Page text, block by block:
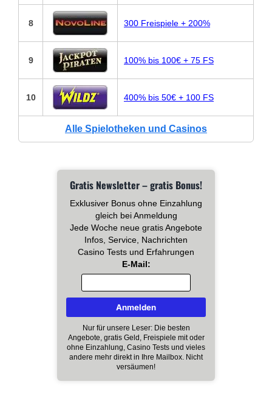
8 300 Freispiele + 200%
9 100% bis 100€ + 75 FS
10 400% bis 50€ + 100 FS
Alle Spielotheken und Casinos
Gratis Newsletter – gratis Bonus!
Exklusiver Bonus ohne Einzahlung
gleich bei Anmeldung
Jede Woche neue gratis Angebote
Infos, Service, Nachrichten
Casino Tests und Erfahrungen
E-Mail:
Nur für unsere Leser: Die besten
Angebote, gratis Geld, Freispiele mit oder
ohne Einzahlung, Casino Tests und vieles
andere mehr direkt in Ihre Mailbox. Nicht
versäumen!